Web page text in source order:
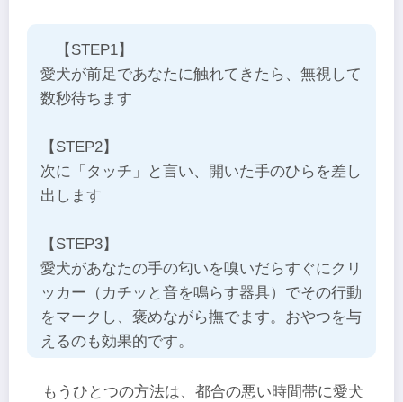
【STEP1】
愛犬が前足であなたに触れてきたら、無視して
数秒待ちます
【STEP2】
次に「タッチ」と言い、開いた手のひらを差し
出します
【STEP3】
愛犬があなたの手の匂いを嗅いだらすぐにクリ
ッカー（カチッと音を鳴らす器具）でその行動
をマークし、褒めながら撫でます。おやつを与
えるのも効果的です。
もうひとつの方法は、都合の悪い時間帯に愛犬